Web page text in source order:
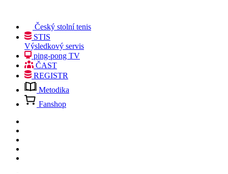
Český stolní tenis
STIS
Výsledkový servis
ping-pong TV
ČAST
REGISTR
Metodika
Fanshop